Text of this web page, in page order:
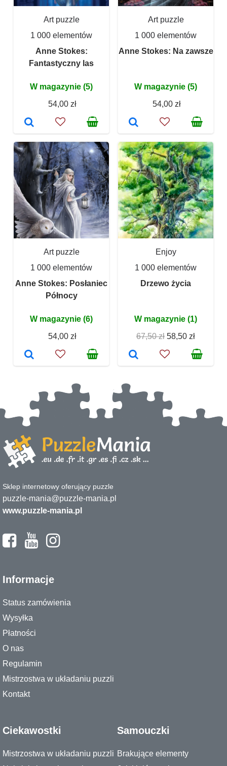
Art puzzle
1 000 elementów
Anne Stokes:
Fantastyczny las
W magazynie (5)
54,00 zł
Art puzzle
1 000 elementów
Anne Stokes: Na zawsze
W magazynie (5)
54,00 zł
Art puzzle
1 000 elementów
Anne Stokes: Posłaniec
Północy
W magazynie (6)
54,00 zł
Enjoy
1 000 elementów
Drzewo życia
W magazynie (1)
67,50 zł 58,50 zł
Sklep internetowy oferujący puzzle
puzzle-mania@puzzle-mania.pl
www.puzzle-mania.pl
Informacje
Status zamówienia
Wysyłka
Płatności
O nas
Regulamin
Mistrzostwa w układaniu puzzli
Kontakt
Ciekawostki
Mistrzostwa w układaniu puzzli
Samouczki
Brakujące elementy